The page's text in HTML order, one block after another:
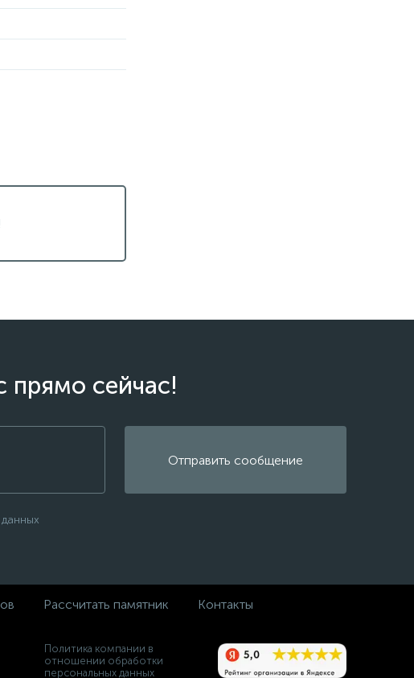
прямо сейчас!
Отправить сообщение
Рассчитать памятник Контакты
Политика компании в
отношении обработки
персональных данных